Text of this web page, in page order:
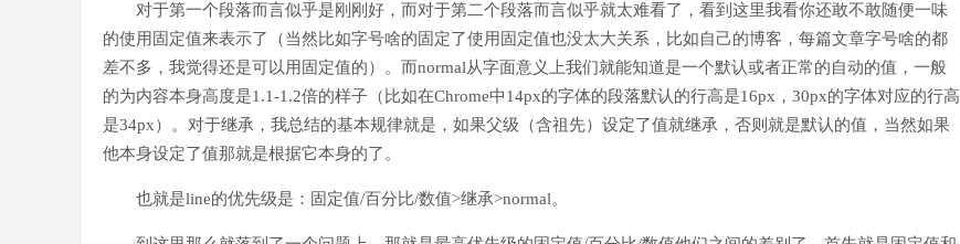
对于第一个段落而言似乎是刚刚好，而对于第二个段落而言似乎就太难看了，看到这里我看你还敢不敢随便一味
的使用固定值来表示了（当然比如字号啥的固定了使用固定值也没太大关系，比如自己的博客，每篇文章字号啥的都
差不多，我觉得还是可以用固定值的）。而normal从字面意义上我们就能知道是一个默认或者正常的自动的值，一般
的为内容本身高度是1.1-1.2倍的样子（比如在Chrome中14px的字体的段落默认的行高是16px，30px的字体对应的行高
是34px）。对于继承，我总结的基本规律就是，如果父级（含祖先）设定了值就继承，否则就是默认的值，当然如果
他本身设定了值那就是根据它本身的了。
也就是line的优先级是：固定值/百分比/数值>继承>normal。